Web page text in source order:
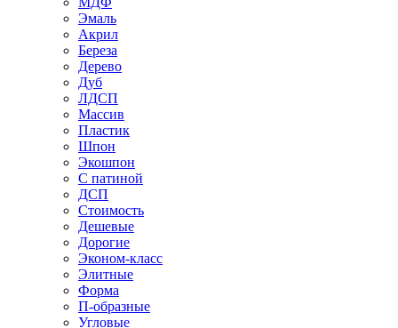
Эмаль
Акрил
Береза
Дерево
Дуб
ЛДСП
Массив
Пластик
Шпон
Экошпон
С патиной
ДСП
Стоимость
Дешевые
Дорогие
Эконом-класс
Элитные
Форма
П-образные
Угловые